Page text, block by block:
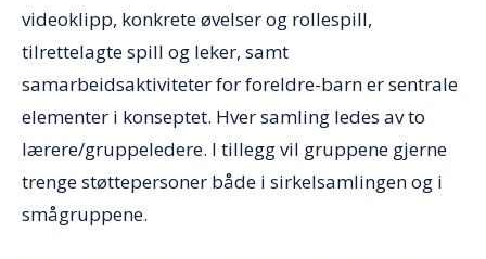
videoklipp, konkrete øvelser og rollespill,
tilrettelagte spill og leker, samt
samarbeidsaktiviteter for foreldre-barn er sentrale
elementer i konseptet. Hver samling ledes av to
lærere/gruppeledere. I tillegg vil gruppene gjerne
trenge støttepersoner både i sirkelsamlingen og i
smågruppene.